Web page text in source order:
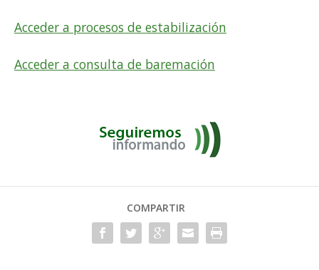
Acceder a procesos de estabilización
Acceder a consulta de baremación
COMPARTIR